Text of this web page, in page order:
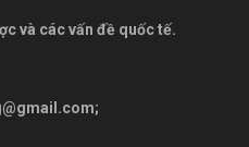
và các vấn đề quốc tế.
;